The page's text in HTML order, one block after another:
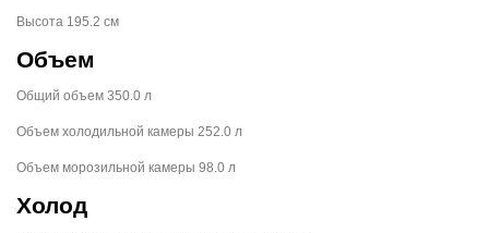
Высота 195.2 см
Объем
Общий объем 350.0 л
Объем холодильной камеры 252.0 л
Объем морозильной камеры 98.0 л
Холод